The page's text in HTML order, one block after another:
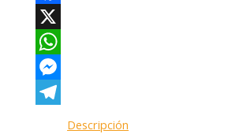
Facebook
X
WhatsApp
Messenger
Descripción